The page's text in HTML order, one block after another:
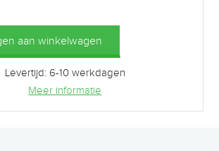
aan winkelwagen
Levertijd: 6-10 werkdagen
Meer informatie